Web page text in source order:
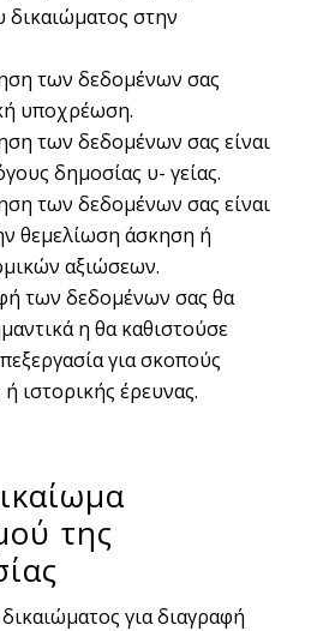
δικαιώματος στην
των δεδομένων σας
υποχρέωση.
των δεδομένων σας είναι
δημοσίας υ- γείας.
των δεδομένων σας είναι
θεμελίωση άσκηση ή
αξιώσεων.
των δεδομένων σας θα
η θα καθιστούσε
για σκοπούς
ιστορικής έρευνας.
της
για διαγραφή